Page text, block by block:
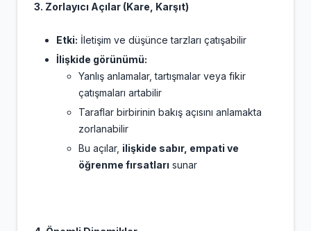
3. Zorlayıcı Açılar (Kare, Karşıt)
Etki: İletişim ve düşünce tarzları çatışabilir
İlişkide görünümü:
Yanlış anlamalar, tartışmalar veya fikir
çatışmaları artabilir
Taraflar birbirinin bakış açısını anlamakta
zorlanabilir
Bu açılar, ilişkide sabır, empati ve
öğrenme fırsatları sunar